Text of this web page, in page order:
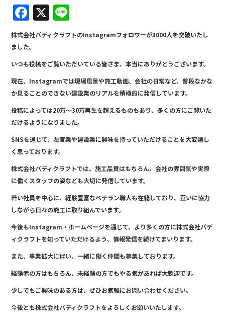
F
a
c
e
b
o
o
k
X
n
e
株式会社バディクラフトのInstagramフォロワーが3000人を突破いたし
ました。
いつも投稿をご覧いただいている皆さま、本当にありがとうございます。
現在、Instagramでは現場風景や施工動画、会社の日常など、普段なかな
か見ることのできない建設業のリアルを積極的に発信しています。
投稿によっては20万〜30万再生を超えるものもあり、多くの方にご覧いた
だけるようになりました。
SNSを通じて、左官業や建設業に興味を持っていただけることを大変嬉し
く思っております。
株式会社バディクラフトでは、施工品質はもちろん、会社の雰囲気や実際
に働くスタッフの姿なども大切に発信しています。
若い社員を中心に、経験豊富なベテラン職人も在籍しており、互いに協力
しながら日々の施工に取り組んでいます。
今後もInstagram・ホームページを通じて、より多くの方に株式会社バデ
ィクラフトを知っていただけるよう、情報発信を続けてまいります。
また、事業拡大に伴い、一緒に働く仲間も募集しております。
経験者の方はもちろん、未経験の方でもやる気があれば大歓迎です。
少しでもご興味のある方は、ぜひお気軽にお問い合わせください。
今後とも株式会社バディクラフトをよろしくお願いいたします。